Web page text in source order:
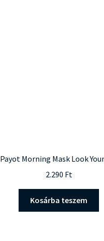
Payot Morning Mask Look
2.290 Ft
Kosárba teszem